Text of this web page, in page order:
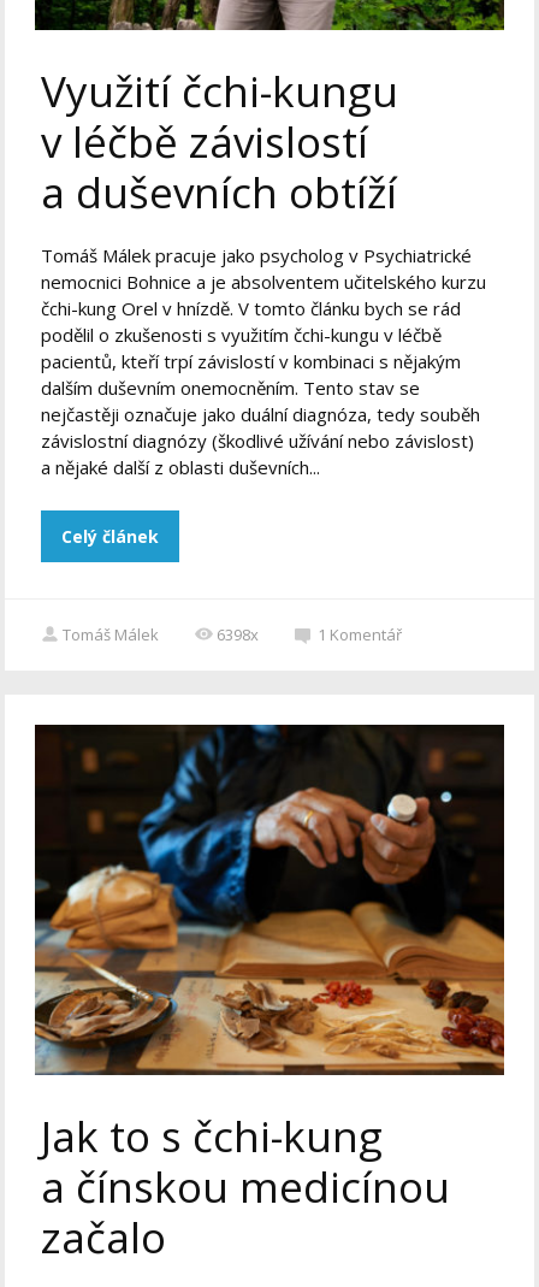
Využití čchi-kungu
v léčbě závislostí
a duševních obtíží
Tomáš Málek pracuje jako psycholog v Psychiatrické
nemocnici Bohnice a je absolventem učitelského kurzu
čchi-kung Orel v hnízdě. V tomto článku bych se rád
podělil o zkušenosti s využitím čchi-kungu v léčbě
pacientů, kteří trpí závislostí v kombinaci s nějakým
dalším duševním onemocněním. Tento stav se
nejčastěji označuje jako duální diagnóza, tedy souběh
závislostní diagnózy (škodlivé užívání nebo závislost)
a nějaké další z oblasti duševních...
Celý článek
Tomáš Málek 6398x 1 Komentář
Jak to s čchi-kung
a čínskou medicínou
začalo